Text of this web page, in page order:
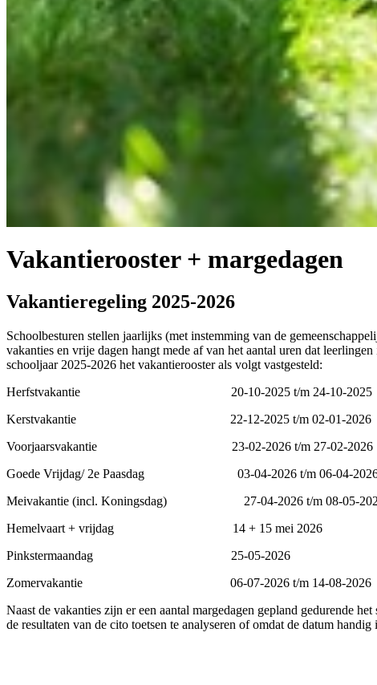
Vakantierooster + margedagen
Vakantieregeling 2025-2026
Schoolbesturen stellen jaarlijks (met instemming van de
vakanties en vrije dagen hangt mede af van het aantal uren dat
schooljaar 2025-2026 het vakantierooster als volgt vastgesteld:
Herfstvakantie 20-10-2025 t/m 24-10-2025
Kerstvakantie 22-12-2025 t/m 02-01-2026
Voorjaarsvakantie 23-02-2026 t/m 27-02-2026
Goede Vrijdag/ 2e Paasdag 03-04-2026 t/m 06-04-
Meivakantie (incl. Koningsdag) 27-04-2026 t/m 08-05-
Hemelvaart + vrijdag 14 + 15 mei 2026
Pinkstermaandag 25-05-2026
Zomervakantie 06-07-2026 t/m 14-08-2026
Naast de vakanties zijn er een aantal margedagen gepland gedurende
de resultaten van de cito toetsen te analyseren of omdat de datum